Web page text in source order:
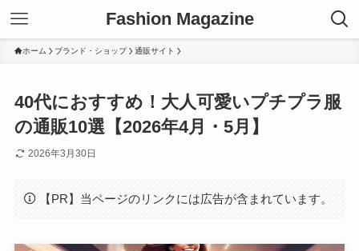
Fashion Magazine
ホーム ブランド・ショップ 通販サイト
40代におすすめ！大人可愛いプチプラ服
の通販10選【2026年4月・5月】
2026年3月30日
【PR】当ページのリンクには広告が含まれています。